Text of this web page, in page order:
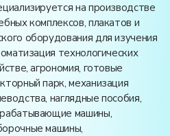
на производстве
комплексов, плакатов и
оборудования для изучения
технологических
агрономия, готовые
парк, механизация
наглядные пособия,
машины,
машины,